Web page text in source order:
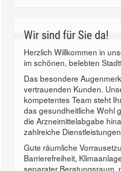
Wir sind für Sie da!
Herzlich Willkommen in
im schönen, belebten
Das besondere
vertrauenden Kunden.
kompetentes Team steht
das gesundheitliche Wohl
die Arzneimittelabgabe
zahlreiche
Gute räumliche
Barrierefreiheit,
separater Beratungsraum,